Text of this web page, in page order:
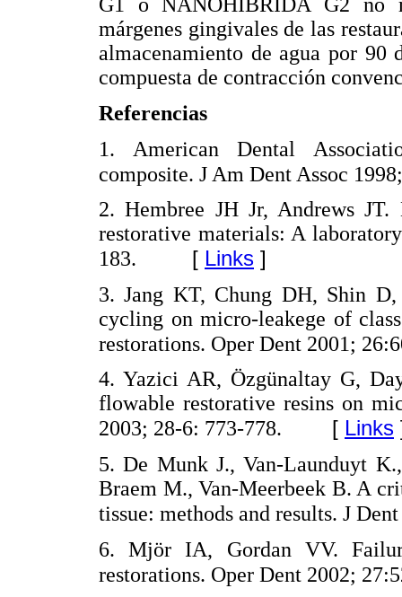
G1 ó NANOHIBRIDA G2 no
márgenes gingivales de las
almacenamiento de agua por 90
compuesta de contracción
Referencias
1. American Dental
composite. J Am Dent Assoc
2. Hembree JH Jr, Andrews
restorative materials: A
183.
[ Links ]
3. Jang KT, Chung DH, Shin
cycling on micro-leakege of
restorations. Oper Dent 2001;
4. Yazici AR, Özgünaltay G,
flowable restorative resins on
2003; 28-6: 773-778. [ Links
5. De Munk J., Van-Launduyt
Braem M., Van-Meerbeek B. A
tissue: methods and results. J
6. Mjör IA, Gordan VV.
restorations. Oper Dent 2002;